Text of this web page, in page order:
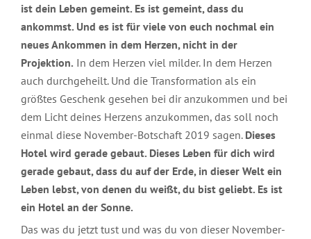
ist dein Leben gemeint. Es ist gemeint, dass du
ankommst. Und es ist für viele von euch nochmal ein
neues Ankommen in dem Herzen, nicht in der
Projektion. In dem Herzen viel milder. In dem Herzen
auch durchgeheilt. Und die Transformation als ein
größtes Geschenk gesehen bei dir anzukommen und bei
dem Licht deines Herzens anzukommen, das soll noch
einmal diese November-Botschaft 2019 sagen. Dieses
Hotel wird gerade gebaut. Dieses Leben für dich wird
gerade gebaut, dass du auf der Erde, in dieser Welt ein
Leben lebst, von denen du weißt, du bist geliebt. Es ist
ein Hotel an der Sonne.
Das was du jetzt tust und was du von dieser November-